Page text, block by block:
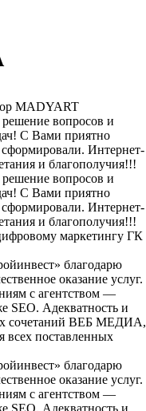
MADYART
вопросов и
С Вами приятно
Интернет-
и благополучия!!!
вопросов и
С Вами приятно
Интернет-
и благополучия!!!
маркетингу ГК
благодарю
оказание услуг.
с агентством —
SEO. Адекватность и
сочетаний ВЕБ МЕДИА,
всех поставленных
благодарю
оказание услуг.
с агентством —
SEO. Адекватность и